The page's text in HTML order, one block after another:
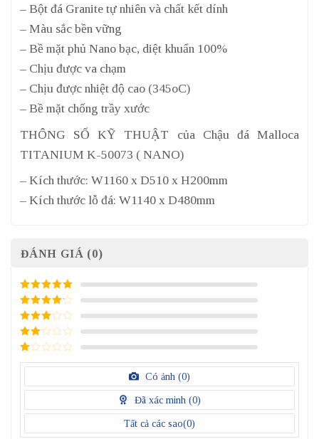
– Bột đá Granite tự nhiên và chất kết dính
– Màu sắc bền vững
– Bề mặt phủ Nano bạc, diệt khuẩn 100%
– Chịu được va chạm
– Chịu được nhiệt độ cao (345oC)
– Bề mặt chống trầy xước
THÔNG SỐ KỸ THUẬT của Chậu đá Malloca
TITANIUM K-50073 ( NANO)
– Kích thước: W1160 x D510 x H200mm
– Kích thước lỗ đá: W1140 x D480mm
ĐÁNH GIÁ (0)
5/ 5 điểm
4/ 5
điểm
3/ 5
điểm
2/
điểm
1
điểm
Có ảnh (0)
Đã xác minh (0)
Tất cả các sao(0)